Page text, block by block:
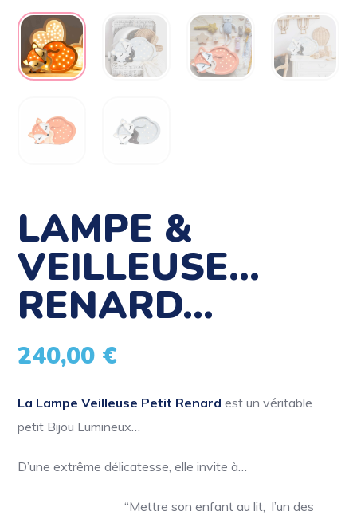
LAMPE &
VEILLEUSE…
RENARD…
240,00 €
La Lampe Veilleuse Petit Renard est un véritable
petit Bijou Lumineux…
D’une extrême délicatesse, elle invite à…
“Mettre son enfant au lit, l’un des